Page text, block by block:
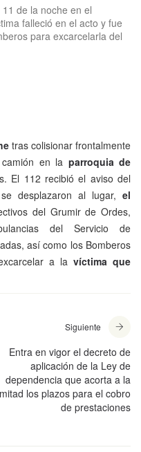
de la noche en el
falleció en el acto y fue
para excarcelarla del
tras colisionar frontalmente
en la parroquia de
El 112 recibió el aviso del
desplazaron al lugar, el
del Grumir de Ordes,
del Servicio de
así como los Bomberos
a lavíctima que
Siguiente
Entra en vigor el decreto de
aplicación de la Ley de
dependencia que acorta a la
mitad los plazos para el cobro
de prestaciones